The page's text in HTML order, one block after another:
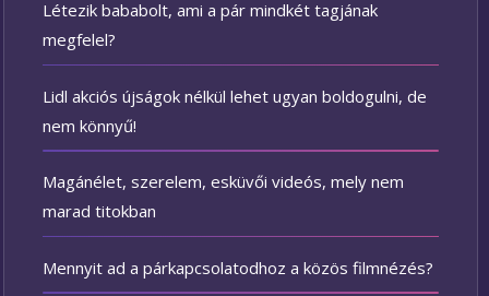
Létezik bababolt, ami a pár mindkét tagjának
megfelel?
Lidl akciós újságok nélkül lehet ugyan boldogulni, de
nem könnyű!
Magánélet, szerelem, esküvői videós, mely nem
marad titokban
Mennyit ad a párkapcsolatodhoz a közös filmnézés?